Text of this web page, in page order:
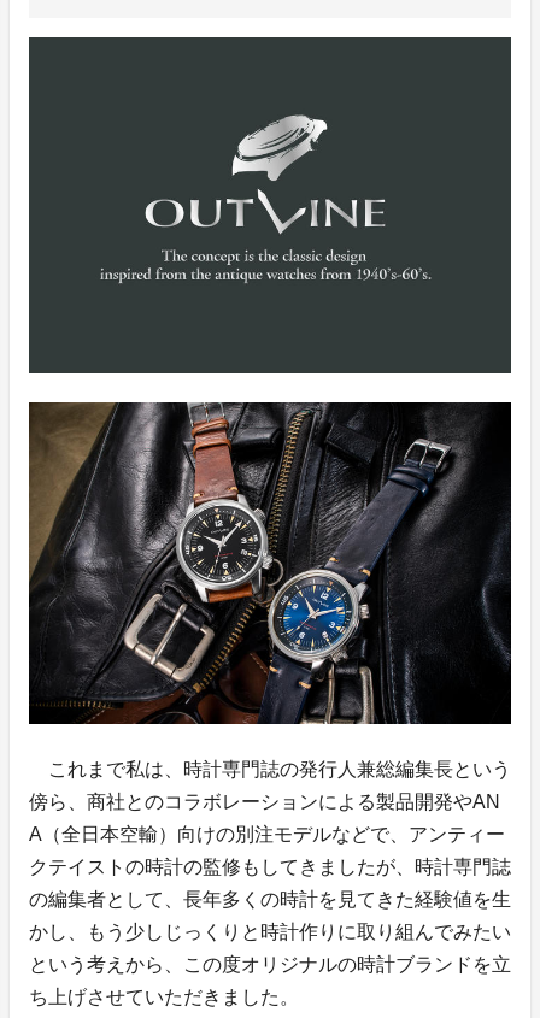
これまで私は、時計専門誌の発行人兼総編集長という
傍ら、商社とのコラボレーションによる製品開発やAN
A（全日本空輸）向けの別注モデルなどで、アンティー
クテイストの時計の監修もしてきましたが、時計専門誌
の編集者として、長年多くの時計を見てきた経験値を生
かし、もう少しじっくりと時計作りに取り組んでみたい
という考えから、この度オリジナルの時計ブランドを立
ち上げさせていただきました。